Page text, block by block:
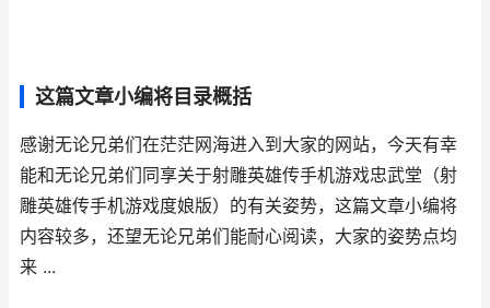
这篇文章小编将目录概括
感谢无论兄弟们在茫茫网海进入到大家的网站，今天有幸
能和无论兄弟们同享关于射雕英雄传手机游戏忠武堂（射
雕英雄传手机游戏度娘版）的有关姿势，这篇文章小编将
内容较多，还望无论兄弟们能耐心阅读，大家的姿势点均
来 ...